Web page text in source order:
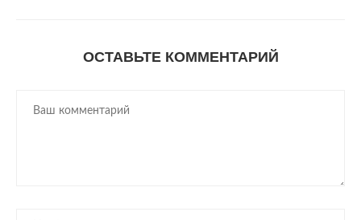
ОСТАВЬТЕ КОММЕНТАРИЙ